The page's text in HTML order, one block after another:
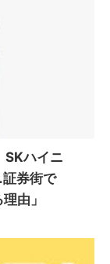
SKハイニ
券街で
由」